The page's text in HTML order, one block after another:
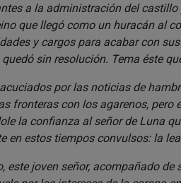
a la administración del
que llegó como un huracán al
y cargos para acabar con
sin resolución. Tema éste
por las noticias de
fronteras con los agarenos,
la confianza al señor de Luna
en estos tiempos convulsos: la
este joven señor, acompañado